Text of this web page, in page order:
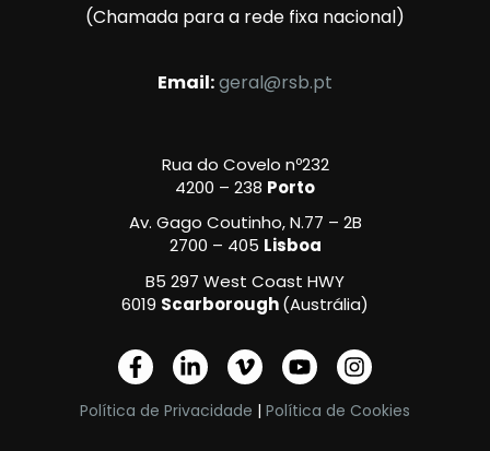
(Chamada para a rede fixa nacional)
Email:geral@rsb.pt
Rua do Covelo nº232
4200 – 238 Porto
Av. Gago Coutinho, N.77 – 2B
2700 – 405 Lisboa
B5 297 West Coast HWY
6019 Scarborough(Austrália)
F
a
c
e
L
i
n
k
V
i
m
e
Y
o
u
t
I
n
s
t
Política de Privacidade | Política de Cookies